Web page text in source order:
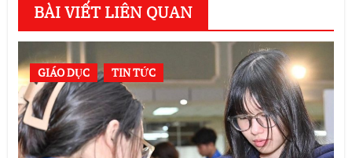
BÀI VIẾT LIÊN QUAN
GIÁO DỤC TIN TỨC